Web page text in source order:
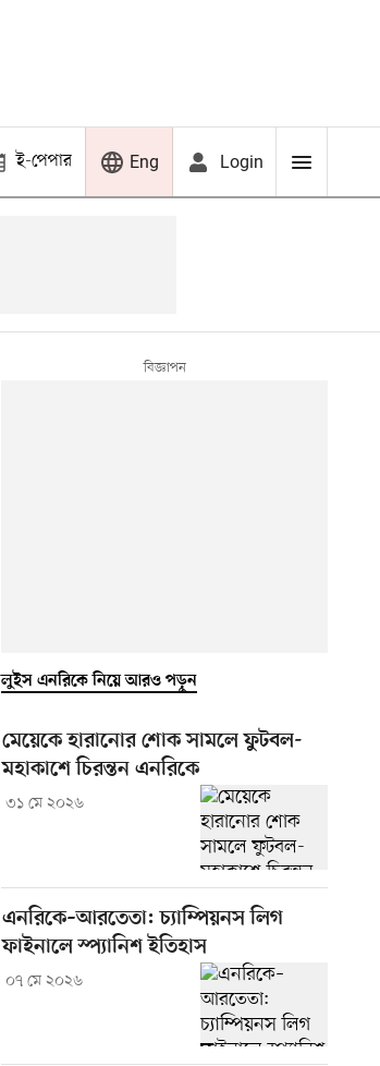
ই-পেপার Eng Login
লুইস এনরিকে নিয়ে আরও পড়ুন
মেয়েকে হারানোর শোক সামলে ফুটবল-
মহাকাশে চিরন্তন এনরিকে
৩১ মে ২০২৬
এনরিকে–আরতেতা: চ্যাম্পিয়নস লিগ
ফাইনালে স্প্যানিশ ইতিহাস
০৭ মে ২০২৬